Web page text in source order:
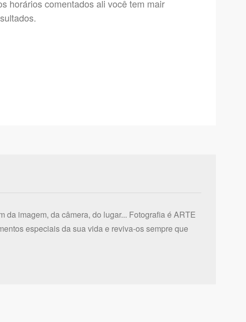
horários comentados ali você tem mair
da imagem, da câmera, do lugar... Fotografia é ARTE
especiais da sua vida e reviva-os sempre que